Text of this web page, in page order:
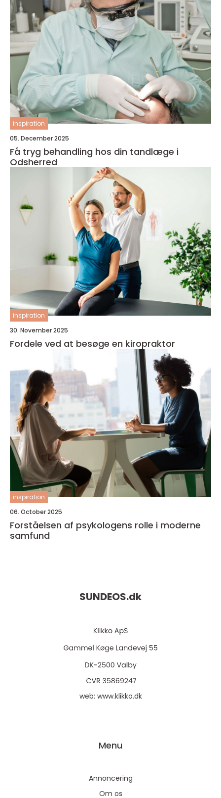
inspiration
05. December 2025
Få tryg behandling hos din tandlæge i
Odsherred
inspiration
30. November 2025
Fordele ved at besøge en kiropraktor
inspiration
06. October 2025
Forståelsen af psykologens rolle i moderne
samfund
SUNDEOS.dk
web: www.klikko.dk
Menu
Annoncering
Om os